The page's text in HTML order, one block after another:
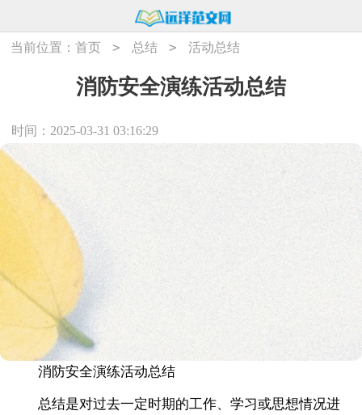
当前位置：首页 > 总结 > 活动总结
消防安全演练活动总结
时间：2025-03-31 03:16:29
消防安全演练活动总结
总结是对过去一定时期的工作、学习或思想情况进